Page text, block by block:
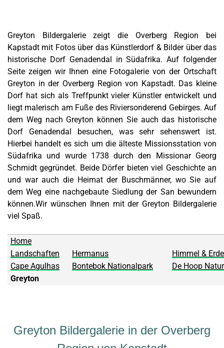
Greyton Bildergalerie zeigt die Overberg Region bei
Kapstadt mit Fotos über das Künstlerdorf & Bilder über das
historische Dorf Genadendal in Südafrika. Auf folgender
Seite zeigen wir Ihnen eine Fotogalerie von der Ortschaft
Greyton in der Overberg Region von Kapstadt. Das kleine
Dorf hat sich als Treffpunkt vieler Künstler entwickelt und
liegt malerisch am Fuße des Riviersonderend Gebirges. Auf
dem Weg nach Greyton können Sie auch das historische
Dorf Genadendal besuchen, was sehr sehenswert ist.
Hierbei handelt es sich um die älteste Missionsstation von
Südafrika und wurde 1738 durch den Missionar Georg
Schmidt gegründet. Beide Dörfer bieten viel Geschichte an
und war auch die Heimat der Buschmänner, wo Sie auf
dem Weg eine nachgebaute Siedlung der San bewundern
können.Wir wünschen Ihnen mit der Greyton Bildergalerie
viel Spaß.
Home
Landschaften
Hermanus
Himmel &
Cape Agulhas
Bontebok Nationalpark
De Hoop
Greyton
Greyton Bildergalerie in der Overberg